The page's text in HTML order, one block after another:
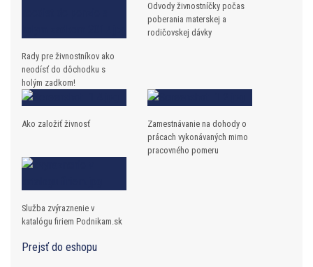
Rady pre živnostníkov ako
neodísť do dôchodku s
holým zadkom!
Odvody živnostníčky počas
poberania materskej a
rodičovskej dávky
Ako založiť živnosť
Zamestnávanie na dohody o
prácach vykonávaných mimo
pracovného pomeru
Služba zvýraznenie v
katalógu firiem Podnikam.sk
Prejsť do eshopu